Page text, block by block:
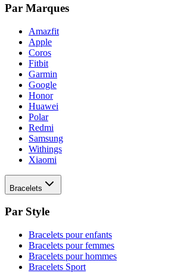
Par Marques
Amazfit
Apple
Coros
Fitbit
Garmin
Google
Honor
Huawei
Polar
Redmi
Samsung
Withings
Xiaomi
Bracelets
Par Style
Bracelets pour enfants
Bracelets pour femmes
Bracelets pour hommes
Bracelets Sport